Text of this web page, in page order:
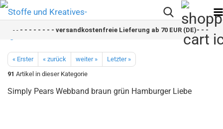
- -- - - - - - - - versandkostenfreie Lieferung ab 70 EUR (DE)- - - - -
« Erster « zurück weiter »
Letzter »
91 Artikel in dieser Kategorie
Simply Pears Webband braun grün Hamburger Liebe